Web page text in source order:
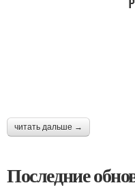
читать дальше →
Последние